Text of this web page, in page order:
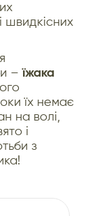
швидкісних
–їжака
їх немає
на волі,
і
з